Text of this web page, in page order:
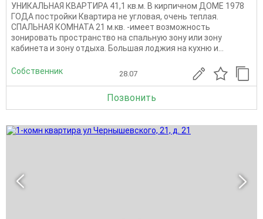
УНИКАЛЬНАЯ КВАРТИРА 41,1 кв.м. В кирпичном ДОМЕ 1978
ГОДА постройки Квартира не угловая, очень теплая.
СПАЛЬНАЯ КОМНАТА 21 м.кв. -имеет возможность
зонировать пространство на спальную зону или зону
кабинета и зону отдыха. Большая лоджия на кухню и...
Собственник 28.07
Позвонить